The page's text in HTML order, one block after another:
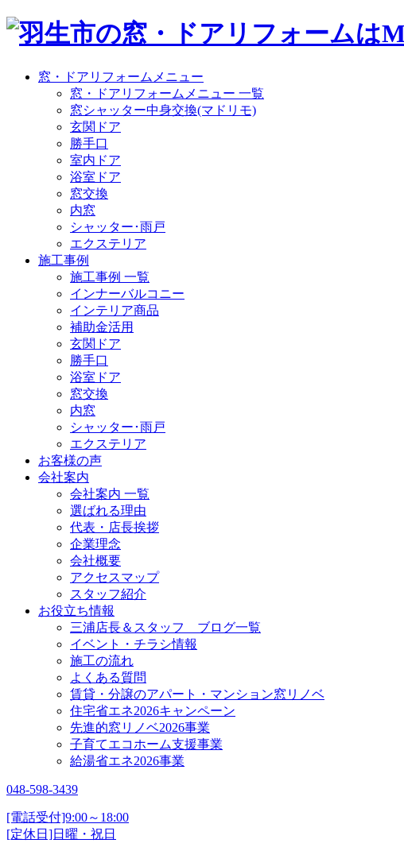
窓・ドアリフォームメニュー
窓・ドアリフォームメニュー 一覧
窓シャッター中身交換(マドリモ)
玄関ドア
勝手口
室内ドア
浴室ドア
窓交換
内窓
シャッター･雨戸
エクステリア
施工事例
施工事例 一覧
インナーバルコニー
インテリア商品
補助金活用
玄関ドア
勝手口
浴室ドア
窓交換
内窓
シャッター･雨戸
エクステリア
お客様の声
会社案内
会社案内 一覧
選ばれる理由
代表・店長挨拶
企業理念
会社概要
アクセスマップ
スタッフ紹介
お役立ち情報
三浦店長＆スタッフ ブログ一覧
イベント・チラシ情報
施工の流れ
よくある質問
賃貸・分譲のアパート・マンション窓リノベ
住宅省エネ2026キャンペーン
先進的窓リノベ2026事業
子育てエコホーム支援事業
給湯省エネ2026事業
048-598-3439
[電話受付]9:00～18:00
[定休日]日曜・祝日